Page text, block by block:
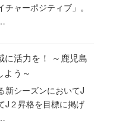
ャーポジティブ」。
に活力を！ ～鹿児島
よう～
新シーズンにおいてJ
J２昇格を目標に掲げ